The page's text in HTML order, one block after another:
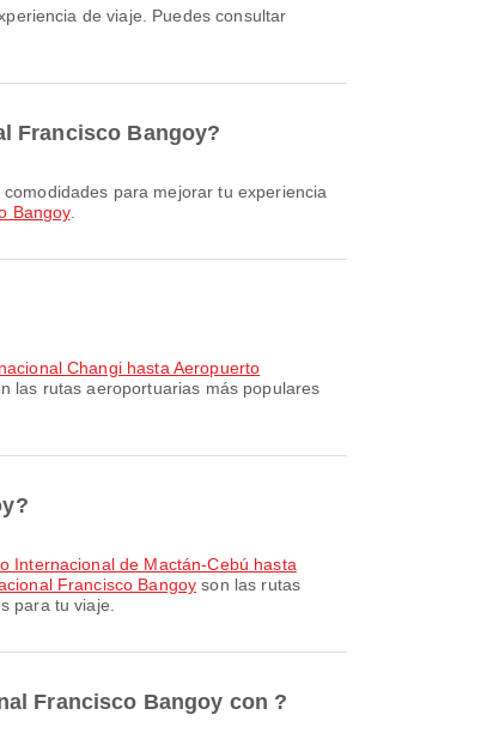
Francisco Bangoy?
Bangoy.
Changi hasta Aeropuerto
las rutas aeroportuarias más populares
Internacional de Mactán-Cebú hasta
Francisco Bangoy son las rutas
para tu viaje.
Francisco Bangoy con ?